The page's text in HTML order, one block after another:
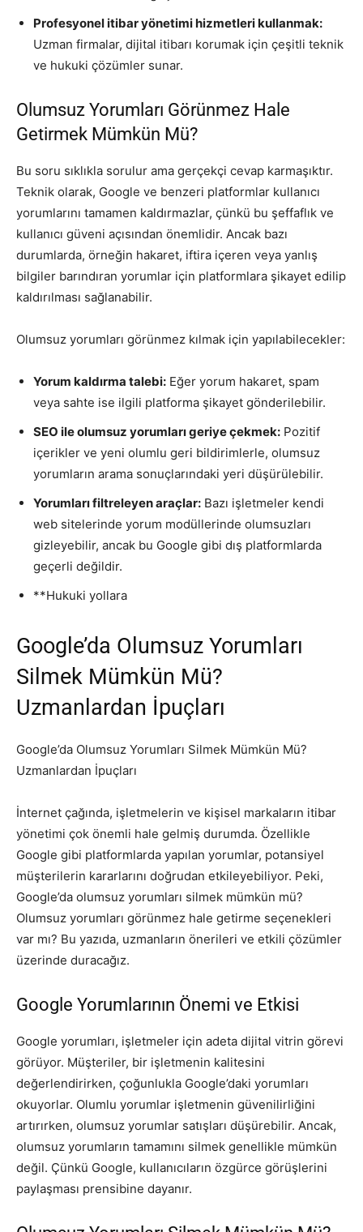
Profesyonel itibar yönetimi hizmetleri kullanmak:
Uzman firmalar, dijital itibarı korumak için çeşitli teknik
ve hukuki çözümler sunar.
Olumsuz Yorumları Görünmez Hale
Getirmek Mümkün Mü?
Bu soru sıklıkla sorulur ama gerçekçi cevap karmaşıktır.
Teknik olarak, Google ve benzeri platformlar kullanıcı
yorumlarını tamamen kaldırmazlar, çünkü bu şeffaflık ve
kullanıcı güveni açısından önemlidir. Ancak bazı
durumlarda, örneğin hakaret, iftira içeren veya yanlış
bilgiler barındıran yorumlar için platformlara şikayet edilip
kaldırılması sağlanabilir.
Olumsuz yorumları görünmez kılmak için yapılabilecekler:
Yorum kaldırma talebi: Eğer yorum hakaret, spam
veya sahte ise ilgili platforma şikayet gönderilebilir.
SEO ile olumsuz yorumları geriye çekmek: Pozitif
içerikler ve yeni olumlu geri bildirimlerle, olumsuz
yorumların arama sonuçlarındaki yeri düşürülebilir.
Yorumları filtreleyen araçlar: Bazı işletmeler kendi
web sitelerinde yorum modüllerinde olumsuzları
gizleyebilir, ancak bu Google gibi dış platformlarda
geçerli değildir.
**Hukuki yollara
Google’da Olumsuz Yorumları
Silmek Mümkün Mü?
Uzmanlardan İpuçları
Google’da Olumsuz Yorumları Silmek Mümkün Mü?
Uzmanlardan İpuçları
İnternet çağında, işletmelerin ve kişisel markaların itibar
yönetimi çok önemli hale gelmiş durumda. Özellikle
Google gibi platformlarda yapılan yorumlar, potansiyel
müşterilerin kararlarını doğrudan etkileyebiliyor. Peki,
Google’da olumsuz yorumları silmek mümkün mü?
Olumsuz yorumları görünmez hale getirme seçenekleri
var mı? Bu yazıda, uzmanların önerileri ve etkili çözümler
üzerinde duracağız.
Google Yorumlarının Önemi ve Etkisi
Google yorumları, işletmeler için adeta dijital vitrin görevi
görüyor. Müşteriler, bir işletmenin kalitesini
değerlendirirken, çoğunlukla Google’daki yorumları
okuyorlar. Olumlu yorumlar işletmenin güvenilirliğini
artırırken, olumsuz yorumlar satışları düşürebilir. Ancak,
olumsuz yorumların tamamını silmek genellikle mümkün
değil. Çünkü Google, kullanıcıların özgürce görüşlerini
paylaşması prensibine dayanır.